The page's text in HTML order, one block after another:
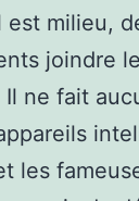
est milieu,
joindre
ne fait
les